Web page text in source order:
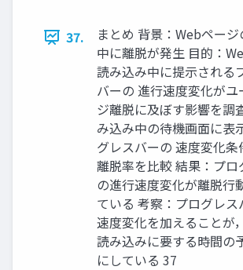
37.
まとめ 背景：Webペー
中に離脱が発生 目的：
読み込み中に提示される
バーの 進行速度変化がユ
ジ離脱に及ぼす影響を調
み込み中の待機画面に表
グレスバーの 速度変化条
離脱率を比較 結果：プロ
の進行速度変化が離脱行
ている 考察：プログレ
速度変化を加えることが
読み込みに要する時間の
にしている 37